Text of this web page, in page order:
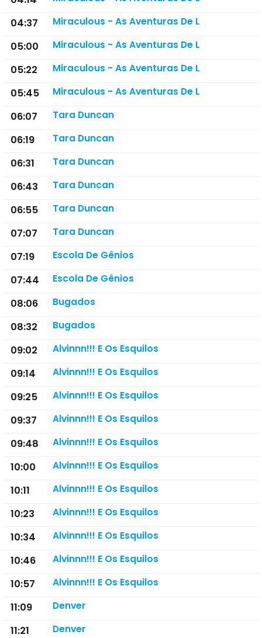
04:37 Miraculous - As Aventuras De L
05:00 Miraculous - As Aventuras De L
05:22 Miraculous - As Aventuras De L
05:45 Miraculous - As Aventuras De L
06:07 Tara Duncan
06:19 Tara Duncan
06:31 Tara Duncan
06:43 Tara Duncan
06:55 Tara Duncan
07:07 Tara Duncan
07:19 Escola De Gênios
07:44 Escola De Gênios
08:06 Bugados
08:32 Bugados
09:02 Alvinnn!!! E Os Esquilos
09:14 Alvinnn!!! E Os Esquilos
09:25 Alvinnn!!! E Os Esquilos
09:37 Alvinnn!!! E Os Esquilos
09:48 Alvinnn!!! E Os Esquilos
10:00 Alvinnn!!! E Os Esquilos
10:11 Alvinnn!!! E Os Esquilos
10:23 Alvinnn!!! E Os Esquilos
10:34 Alvinnn!!! E Os Esquilos
10:46 Alvinnn!!! E Os Esquilos
10:57 Alvinnn!!! E Os Esquilos
11:09 Denver
11:21 Denver